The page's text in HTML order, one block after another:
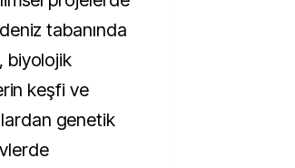
tabanında
biyolojik
keşfi ve
genetik